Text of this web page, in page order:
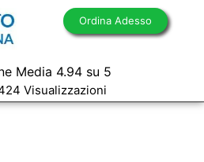
Ordina Adesso
Media 4.94 su 5
Visualizzazioni